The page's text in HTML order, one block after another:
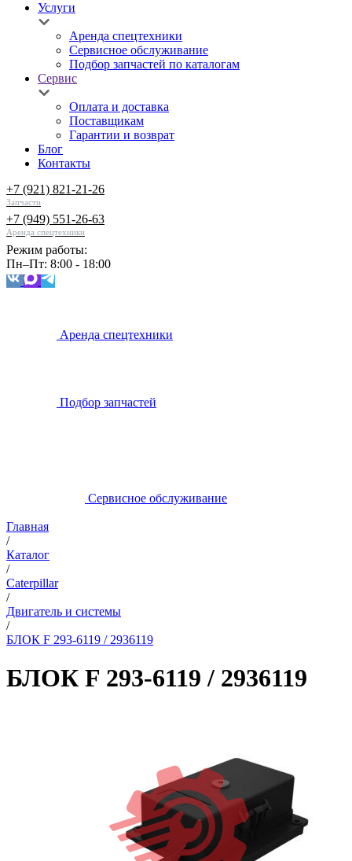
Услуги
Аренда спецтехники
Сервисное обслуживание
Подбор запчастей по каталогам
Сервис
Оплата и доставка
Поставщикам
Гарантии и возврат
Блог
Контакты
+7 (921) 821-21-26
Запчасти
+7 (949) 551-26-63
Аренда спецтехники
Режим работы:
Пн–Пт: 8:00 - 18:00
Аренда спецтехники
Подбор запчастей
Сервисное обслуживание
Главная
/
Каталог
/
Caterpillar
/
Двигатель и системы
/
БЛОК F 293-6119 / 2936119
БЛОК F 293-6119 / 2936119